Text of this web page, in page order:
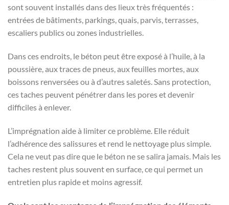
sont souvent installés dans des lieux très fréquentés :
entrées de bâtiments, parkings, quais, parvis, terrasses,
escaliers publics ou zones industrielles.
Dans ces endroits, le béton peut être exposé à l’huile, à la
poussière, aux traces de pneus, aux feuilles mortes, aux
boissons renversées ou à d’autres saletés. Sans protection,
ces taches peuvent pénétrer dans les pores et devenir
difficiles à enlever.
L’imprégnation aide à limiter ce problème. Elle réduit
l’adhérence des salissures et rend le nettoyage plus simple.
Cela ne veut pas dire que le béton ne se salira jamais. Mais les
taches restent plus souvent en surface, ce qui permet un
entretien plus rapide et moins agressif.